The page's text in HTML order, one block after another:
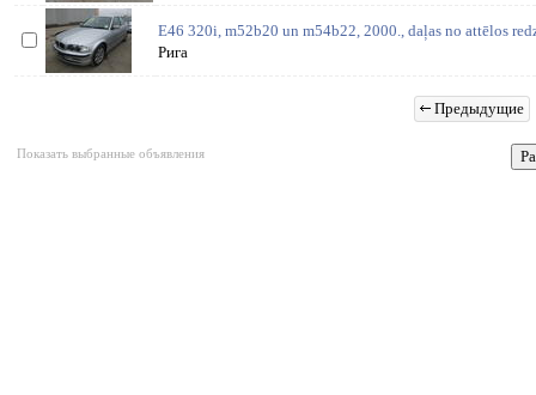
E46 320i, m52b20 un m54b22, 2000., daļas no attēlos
Рига
Предыдущие
Показать выбранные объявления